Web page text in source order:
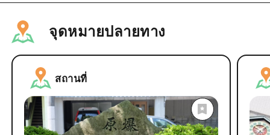
จุดหมายปลายทาง
สถานที่